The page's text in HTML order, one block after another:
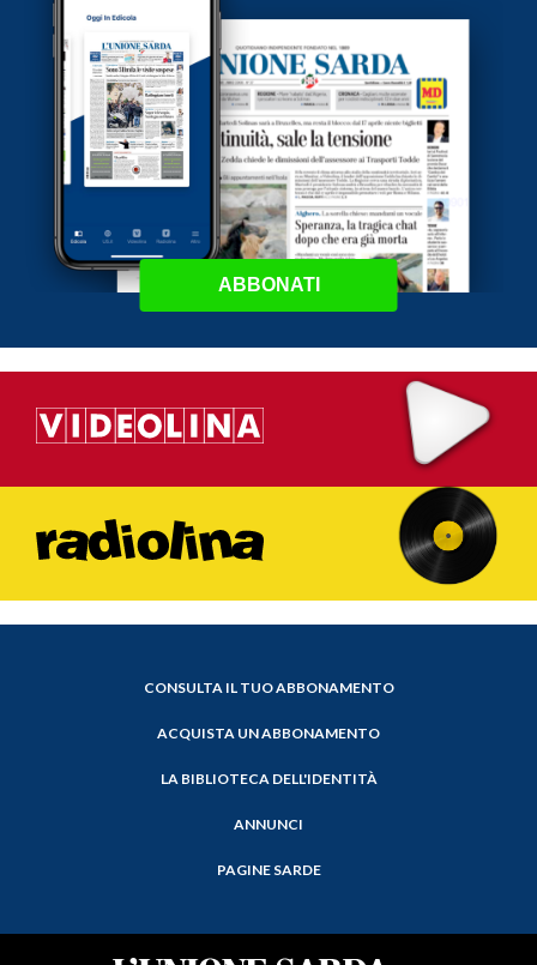
ABBONATI
CONSULTA IL TUO ABBONAMENTO
ACQUISTA UN ABBONAMENTO
LA BIBLIOTECA DELL'IDENTITÀ
ANNUNCI
PAGINE SARDE